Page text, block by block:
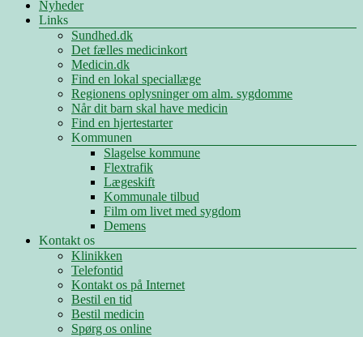
Nyheder
Links
Sundhed.dk
Det fælles medicinkort
Medicin.dk
Find en lokal speciallæge
Regionens oplysninger om alm. sygdomme
Når dit barn skal have medicin
Find en hjertestarter
Kommunen
Slagelse kommune
Flextrafik
Lægeskift
Kommunale tilbud
Film om livet med sygdom
Demens
Kontakt os
Klinikken
Telefontid
Kontakt os på Internet
Bestil en tid
Bestil medicin
Spørg os online